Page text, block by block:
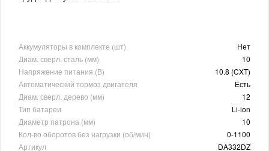
Аккумуляторы в комплекте (шт)
Нет
Диам. сверл. сталь (мм)
10
Напряжение питания (В)
10.8 (CXT)
Автоматический тормоз двигателя
Есть
Диам. сверл. дерево (мм)
12
Тип батареи
Li-ion
Диаметр патрона (мм)
10
Кол-во оборотов без нагрузки (об/мин)
0-1100
Артикул
DA332DZ